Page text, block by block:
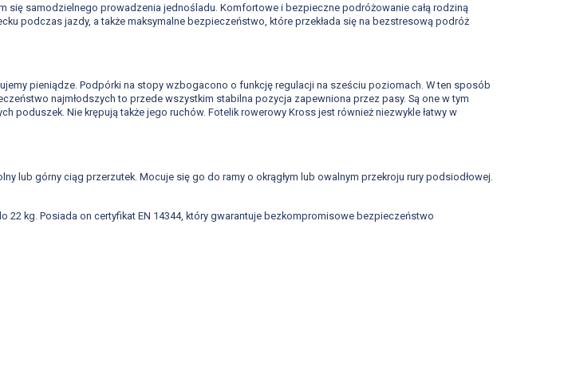
samodzielnego prowadzenia jednośladu. Komfortowe i bezpieczne podróżowanie całą rodziną
podczas jazdy, a także maksymalne bezpieczeństwo, które przekłada się na bezstresową podróż
pieniądze. Podpórki na stopy wzbogacono o funkcję regulacji na sześciu poziomach. W ten sposób
najmłodszych to przede wszystkim stabilna pozycja zapewniona przez pasy. Są one w tym
Nie krępują także jego ruchów. Fotelik rowerowy Kross jest również niezwykle łatwy w
lub górny ciąg przerzutek. Mocuje się go do ramy o okrągłym lub owalnym przekroju rury podsiodłowej.
kg. Posiada on certyfikat EN 14344, który gwarantuje bezkompromisowe bezpieczeństwo